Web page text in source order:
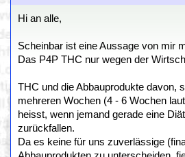
Hi an alle,
Scheinbar ist eine Aussage von mir
Das P4P THC nur wegen der
THC und die Abbauprodukte davon,
mehreren Wochen (4 - 6 Wochen
heisst, wenn jemand gerade eine
zurückfallen.
Da es keine für uns zuverlässige